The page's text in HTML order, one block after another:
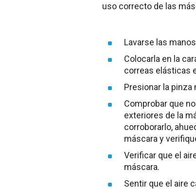
uso correcto de las
Lavarse las
Colocarla en la
correas elásticas
Presionar la pinza
Comprobar que
exteriores de la
corroborarlo,
máscara y
Verificar que el
máscara.
Sentir que el aire